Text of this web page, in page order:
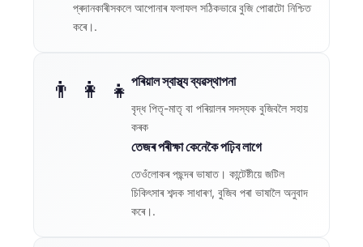
প্ৰদানকাৰীসকলে আপোনাৰ ফলাফল সঠিকভাৱে বুজি পোৱাটো নিশ্চিত
কৰে।.
👨 👩 👧 পৰিয়াল স্বাস্থ্য ব্যৱস্থাপনা
বৃদ্ধ পিতৃ-মাতৃ বা পৰিয়ালৰ সদস্যক বুজিবলৈ সহায়
কৰক
তেজৰ পৰীক্ষা কেনেকৈ পঢ়িব লাগে
তেওঁলোকৰ পছন্দৰ ভাষাত। কান্টেষ্টীয়ে জটিল
চিকিৎসাৰ শব্দক সাধাৰণ, বুজিব পৰা ভাষালৈ অনুবাদ
কৰে।.